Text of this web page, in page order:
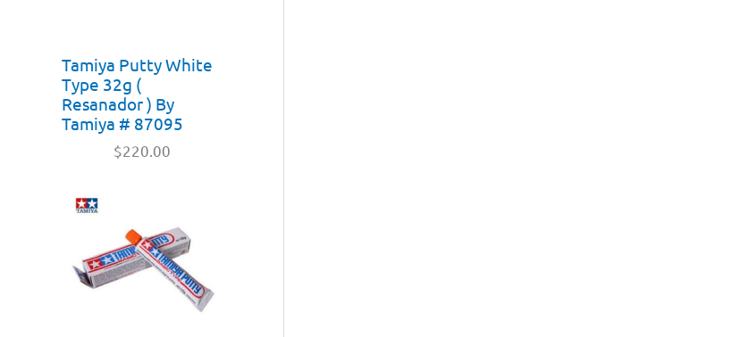
Tamiya Putty White
Type 32g (
Resanador ) By
Tamiya # 87095
$220.00